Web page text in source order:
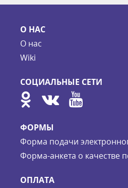
О НАС
О нас
Wiki
СОЦИАЛЬНЫЕ СЕТИ
ФОРМЫ
Форма подачи
Форма-анкета о качестве
ОПЛАТА